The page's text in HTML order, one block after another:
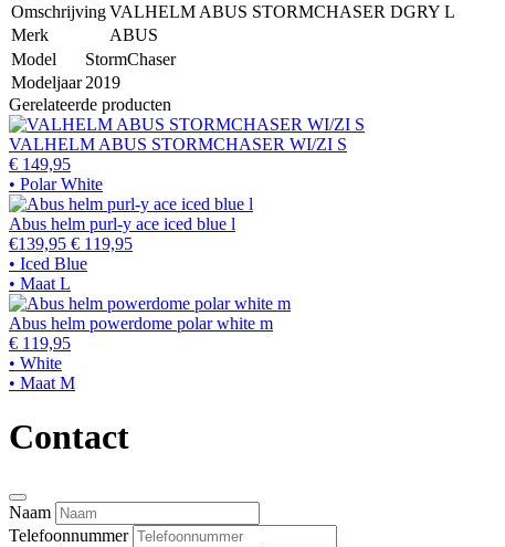
OmschrijvingVALHELM ABUS STORMCHASER DGRY L
Merk
ABUS
Model
StormChaser
Modeljaar 2019
Gerelateerde producten
VALHELM ABUS STORMCHASER WI/ZI S
€ 149,95
• Polar White
Abus helm purl-y ace iced blue l
€139,95 € 119,95
• Iced Blue
• Maat L
Abus helm powerdome polar white m
€ 119,95
• White
• Maat M
Contact
Naam
Telefoonnummer